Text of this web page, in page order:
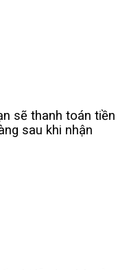
sẽ thanh toán tiền
sau khi nhận